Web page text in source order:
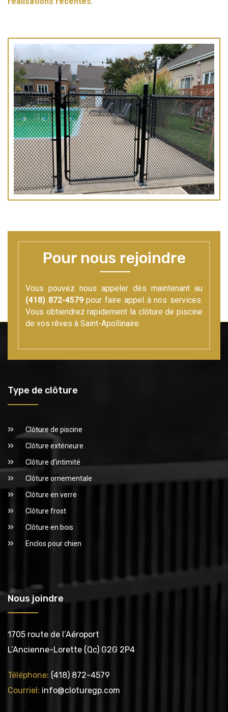
Pour nous rejoindre
Vous pouvez nous appeler dès maintenant au
(418) 872-4579pour faire appel à nos services.
Vous obtiendrez rapidement la clôture de piscine
de vos rêves à Saint-Apollinaire.
Type de clôture
Clôture de piscine
Clôture extérieure
Clôture d’intimité
Clôture ornementale
Clôture en verre
Clôture frost
Clôture en bois
Enclos pour chien
Nous joindre
1705 route de l’Aéroport
L’Ancienne-Lorette (Qc) G2G 2P4
Téléphone: (418) 872-4579
Courriel: info@cloturegp.com